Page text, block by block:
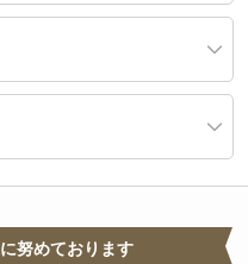
に努めております